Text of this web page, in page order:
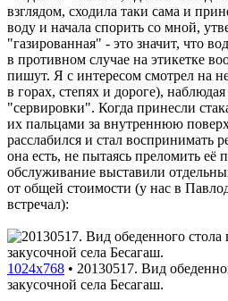
взглядом, сходила таки сама и
воду и начала спорить со мной,
"газированная" - это значит, что
в противном случае на этикетке
пишут. Я с интересом смотрел на
в горах, степях и дороге),
"сервировки". Когда принесли
их пальцами за внутреннюю
расслабился и стал воспринимать
она есть, не пытаясь преломить её
обслуживание выставили
от общей стоимости (у нас в
встречал):
1024x768 • 20130517. Вид
закусочной села Бесагаш.